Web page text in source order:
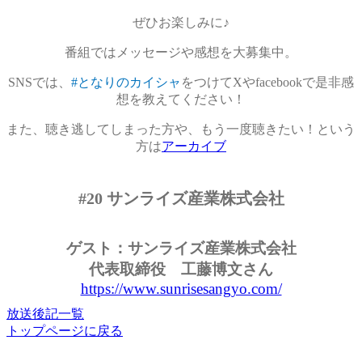
ぜひお楽しみに♪
番組ではメッセージや感想を大募集中。
SNSでは、 #となりのカイシャ をつけてXやfacebookで是非感
想を教えてください！
また、聴き逃してしまった方や、もう一度聴きたい！という
方はアーカイブ
#20 サンライズ産業株式会社
ゲスト： サンライズ産業株式会社
代表取締役 工藤博文さん
https://www.sunrisesangyo.com/
放送後記一覧
トップページに戻る